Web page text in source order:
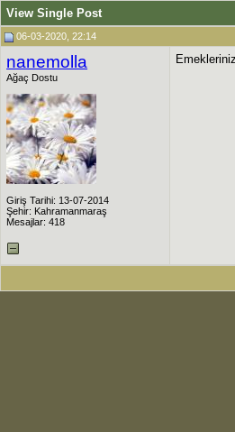
View Single Post
06-03-2020, 22:14
nanemolla
Ağaç Dostu
Giriş Tarihi: 13-07-2014
Şehir: Kahramanmaraş
Mesajlar: 418